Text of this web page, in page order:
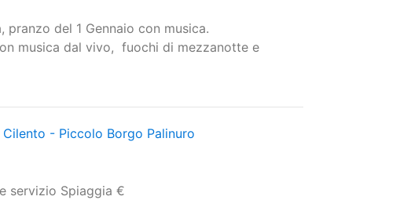
del 1 Gennaio con musica.
musica dal vivo, fuochi di mezzanotte e
- Piccolo Borgo Palinuro
servizio Spiaggia €